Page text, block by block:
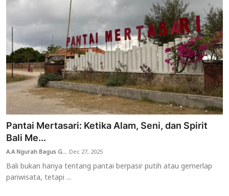
Pantai Mertasari: Ketika Alam, Seni, dan Spirit
Bali Me...
A.A Ngurah Bagus G... Dec 27, 2025
Bali bukan hanya tentang pantai berpasir putih atau gemerlap
pariwisata, tetapi ...